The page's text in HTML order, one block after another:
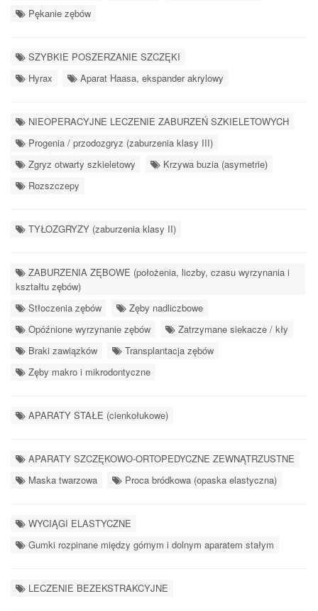
Pękanie zębów
SZYBKIE POSZERZANIE SZCZĘKI
Hyrax
Aparat Haasa, ekspander akrylowy
NIEOPERACYJNE LECZENIE ZABURZEŃ SZKIELETOWYCH
Progenia / przodozgryz (zaburzenia klasy III)
Zgryz otwarty szkieletowy
Krzywa buzia (asymetrie)
Rozszczepy
TYŁOZGRYZY (zaburzenia klasy II)
ZABURZENIA ZĘBOWE (położenia, liczby, czasu wyrzynania i
kształtu zębów)
Stłoczenia zębów
Zęby nadliczbowe
Opóźnione wyrzynanie zębów
Zatrzymane siekacze / kły
Braki zawiązków
Transplantacja zębów
Zęby makro i mikrodontyczne
APARATY STAŁE (cienkołukowe)
APARATY SZCZĘKOWO-ORTOPEDYCZNE ZEWNĄTRZUSTNE
Maska twarzowa
Proca bródkowa (opaska elastyczna)
WYCIĄGI ELASTYCZNE
Gumki rozpinane między górnym i dolnym aparatem stałym
LECZENIE BEZEKSTRAKCYJNE